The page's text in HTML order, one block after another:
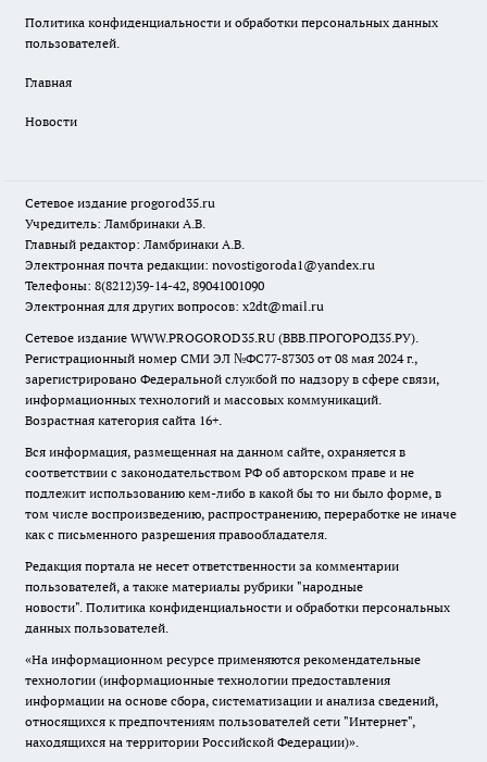
Политика конфиденциальности и обработки персональных данных
пользователей.
Главная
Новости
Сетевое издание progorod35.ru
Учредитель: Ламбринаки А.В.
Главный редактор: Ламбринаки А.В.
Электронная почта редакции: novostigoroda1@yandex.ru
Телефоны: 8(8212)39-14-42, 89041001090
Электронная для других вопросов: x2dt@mail.ru
Сетевое издание WWW.PROGOROD35.RU (ВВВ.ПРОГОРОД35.РУ).
Регистрационный номер СМИ ЭЛ №ФС77-87303 от 08 мая 2024 г.,
зарегистрировано Федеральной службой по надзору в сфере связи,
информационных технологий и массовых коммуникаций.
Возрастная категория сайта 16+.
Вся информация, размещенная на данном сайте, охраняется в
соответствии с законодательством РФ об авторском праве и не
подлежит использованию кем-либо в какой бы то ни было форме, в
том числе воспроизведению, распространению, переработке не иначе
как с письменного разрешения правообладателя.
Редакция портала не несет ответственности за комментарии
пользователей, а также материалы рубрики "народные
новости". Политика конфиденциальности и обработки персональных
данных пользователей.
«На информационном ресурсе применяются рекомендательные
технологии (информационные технологии предоставления
информации на основе сбора, систематизации и анализа сведений,
относящихся к предпочтениям пользователей сети "Интернет",
находящихся на территории Российской Федерации)».